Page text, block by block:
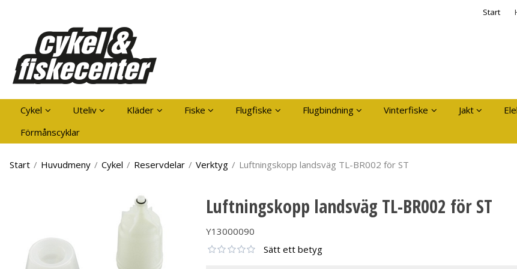
Start
Säkerhet &
Kom ihåg
Cykel Uteliv Kläder Fiske Flugfiske Flugbindning Vinterfiske Jakt
Förmånscyklar
Start / Huvudmeny / Cykel / Reservdelar / Verktyg / Luftningskopp landsväg TL-BR002 för ST
Luftningskopp landsväg TL-BR002 för ST
Y13000090
Sätt ett betyg